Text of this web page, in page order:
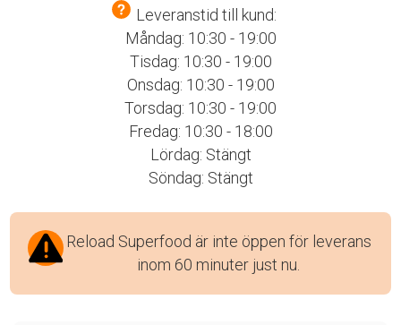
Leveranstid till kund:
Måndag: 10:30 - 19:00
Tisdag: 10:30 - 19:00
Onsdag: 10:30 - 19:00
Torsdag: 10:30 - 19:00
Fredag: 10:30 - 18:00
Lördag: Stängt
Söndag: Stängt
Reload Superfood är inte öppen för leverans
inom 60 minuter just nu.